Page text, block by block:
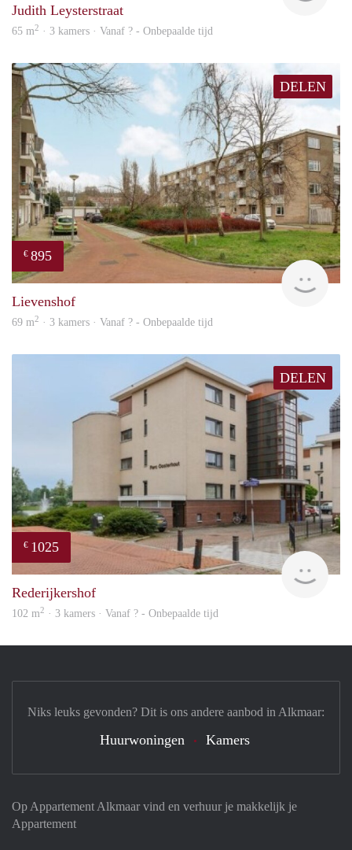
Judith Leysterstraat
65 m2 · 3 kamers · Vanaf ? - Onbepaalde tijd
DELEN
€ 895
rent
Lievenshof
69 m2 · 3 kamers · Vanaf ? - Onbepaalde tijd
DELEN
€ 1025
Rederijkershof
102 m2 · 3 kamers · Vanaf ? - Onbepaalde tijd
Op Appartement Alkmaar vind en verhuur je makkelijk je
Appartement
Niks leuks gevonden? Dit is ons andere aanbod in Alkmaar:
Huurwoningen Kamers